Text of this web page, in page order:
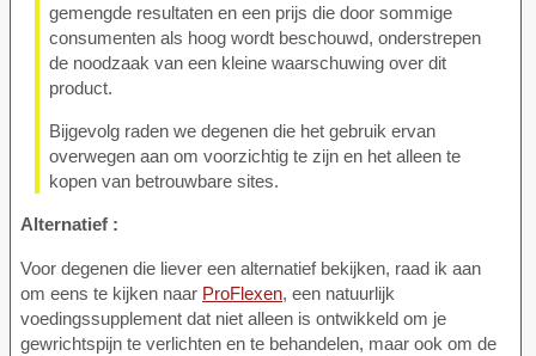
gemengde resultaten en een prijs die door sommige
consumenten als hoog wordt beschouwd, onderstrepen
de noodzaak van een kleine waarschuwing over dit
product.
Bijgevolg raden we degenen die het gebruik ervan
overwegen aan om voorzichtig te zijn en het alleen te
kopen van betrouwbare sites.
Alternatief :
Voor degenen die liever een alternatief bekijken, raad ik aan
om eens te kijken naar ProFlexen, een natuurlijk
voedingssupplement dat niet alleen is ontwikkeld om je
gewrichtspijn te verlichten en te behandelen, maar ook om de